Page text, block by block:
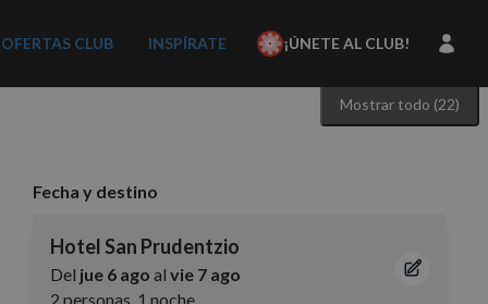
OFERTAS CLUB INSPÍRATE ¡ÚNETE AL CLUB!
Mostrar todo (22)
Fecha y destino
Hotel San Prudentzio
Del jue 6 ago al vie 7 ago
2 personas, 1 noche